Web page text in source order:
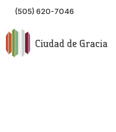
(505) 620-7046